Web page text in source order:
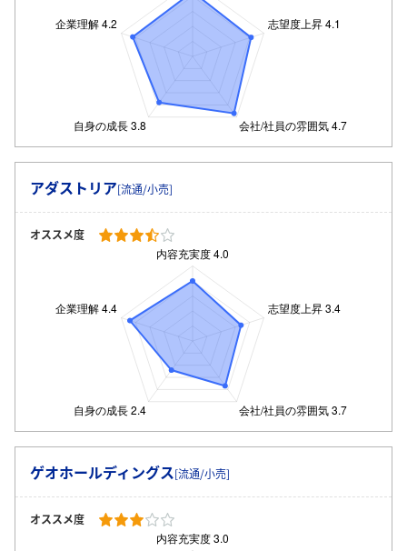
アダストリア[流通/小売]
オススメ度
ゲオホールディングス[流通/小売]
オススメ度
ログイン・会員登録